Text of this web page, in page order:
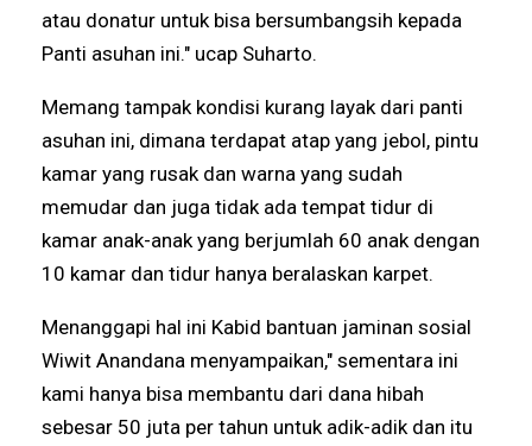
atau donatur untuk bisa bersumbangsih kepada
Panti asuhan ini." ucap Suharto.
Memang tampak kondisi kurang layak dari panti
asuhan ini, dimana terdapat atap yang jebol, pintu
kamar yang rusak dan warna yang sudah
memudar dan juga tidak ada tempat tidur di
kamar anak-anak yang berjumlah 60 anak dengan
10 kamar dan tidur hanya beralaskan karpet.
Menanggapi hal ini Kabid bantuan jaminan sosial
Wiwit Anandana menyampaikan," sementara ini
kami hanya bisa membantu dari dana hibah
sebesar 50 juta per tahun untuk adik-adik dan itu